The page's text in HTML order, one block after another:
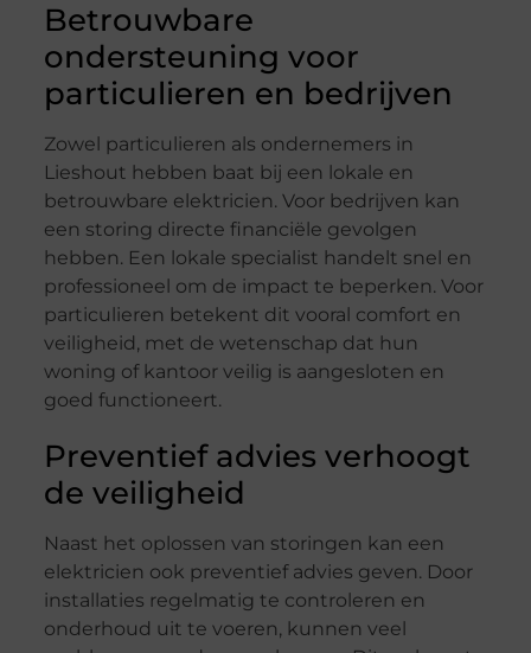
Betrouwbare
ondersteuning voor
particulieren en bedrijven
Zowel particulieren als ondernemers in
Lieshout hebben baat bij een lokale en
betrouwbare elektricien. Voor bedrijven kan
een storing directe financiële gevolgen
hebben. Een lokale specialist handelt snel en
professioneel om de impact te beperken. Voor
particulieren betekent dit vooral comfort en
veiligheid, met de wetenschap dat hun
woning of kantoor veilig is aangesloten en
goed functioneert.
Preventief advies verhoogt
de veiligheid
Naast het oplossen van storingen kan een
elektricien ook preventief advies geven. Door
installaties regelmatig te controleren en
onderhoud uit te voeren, kunnen veel